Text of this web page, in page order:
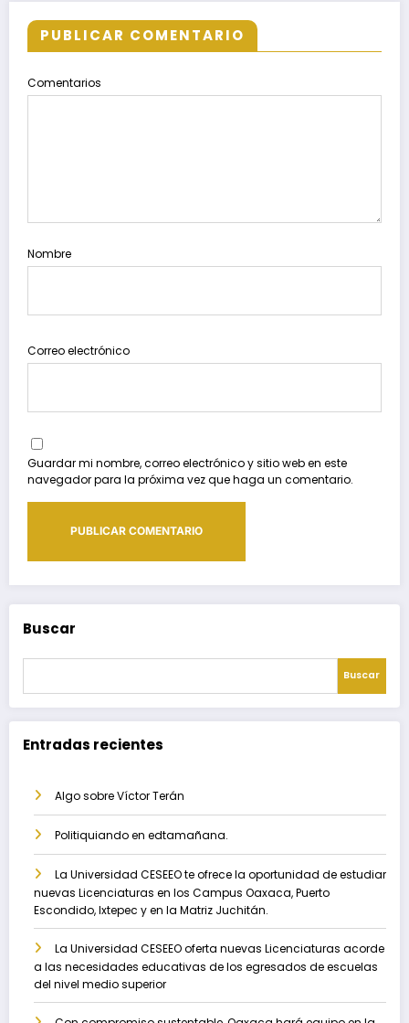
PUBLICAR COMENTARIO
Comentarios
Nombre
Correo electrónico
Guardar mi nombre, correo electrónico y sitio web en este
navegador para la próxima vez que haga un comentario.
Buscar
Buscar
Entradas recientes
Algo sobre Víctor Terán
Politiquiando en edtamañana.
La Universidad CESEEO te ofrece la oportunidad de estudiar
nuevas Licenciaturas en los Campus Oaxaca, Puerto
Escondido, Ixtepec y en la Matriz Juchitán.
La Universidad CESEEO oferta nuevas Licenciaturas acorde
a las necesidades educativas de los egresados de escuelas
del nivel medio superior